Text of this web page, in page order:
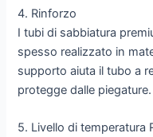
4. Rinforzo
I tubi di sabbiatura
spesso realizzato in
supporto aiuta il tubo a
protegge dalle piegature.
5. Livello di temperatura